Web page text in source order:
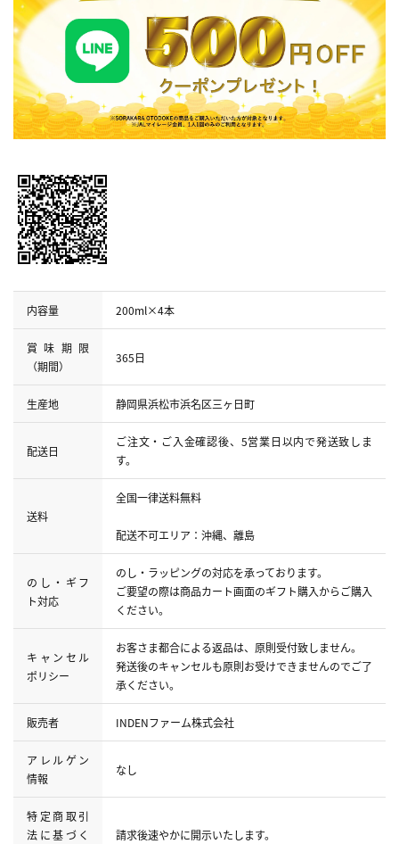
内容量 200ml×4本
賞味期限
（期間）
365日
生産地 静岡県浜松市浜名区三ヶ日町
配送日
ご注文・ご入金確認後、5営業日以内で発送致しま
す。
送料
全国一律送料無料
配送不可エリア：沖縄、離島
のし・ギフ
ト対応
のし・ラッピングの対応を承っております。
ご要望の際は商品カート画面のギフト購入からご購入
ください。
キャンセル
ポリシー
お客さま都合による返品は、原則受付致しません。
発送後のキャンセルも原則お受けできませんのでご了
承ください。
販売者 INDENファーム株式会社
アレルゲン
情報
なし
特定商取引
法に基づく
請求後速やかに開示いたします。